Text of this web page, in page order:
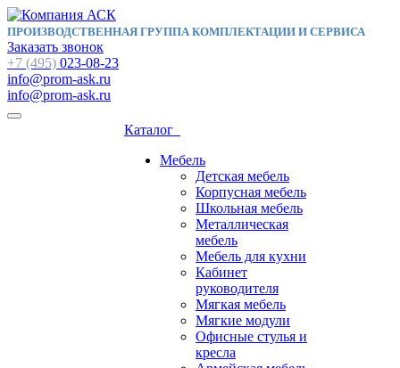
ПРОИЗВОДСТВЕННАЯ ГРУППА КОМПЛЕКТАЦИИ И СЕРВИСА
Заказать звонок
+7 (495) 023-08-23
info@prom-ask.ru
info@prom-ask.ru
Каталог
Мебель
Детская мебель
Корпусная мебель
Школьная мебель
Металлическая
мебель
Мебель для кухни
Кабинет
руководителя
Мягкая мебель
Мягкие модули
Офисные стулья и
кресла